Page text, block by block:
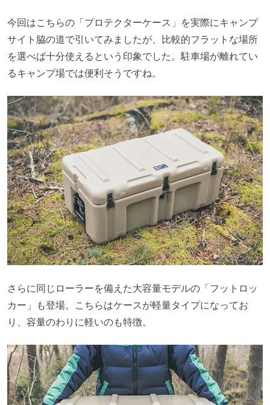
今回はこちらの「プロテクターケース」を実際にキャンプ
サイト脇の道で引いてみましたが、比較的フラットな場所
を選べば十分使えるという印象でした。駐車場が離れてい
るキャンプ場では便利そうですね。
さらに同じローラーを備えた大容量モデルの「フットロッ
カー」も登場。こちらはケースが軽量タイプになってお
り、容量のわりに軽いのも特徴。